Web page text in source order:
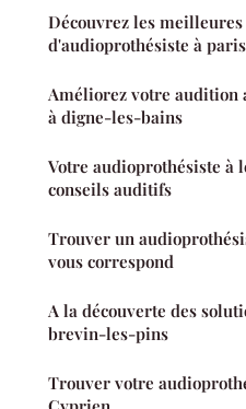
Découvrez les
d'audioprothésiste à
Améliorez votre audition
à digne-les-bains
Votre audioprothésiste à
conseils auditifs
Trouver un
vous correspond
A la découverte des
brevin-les-pins
Trouver votre